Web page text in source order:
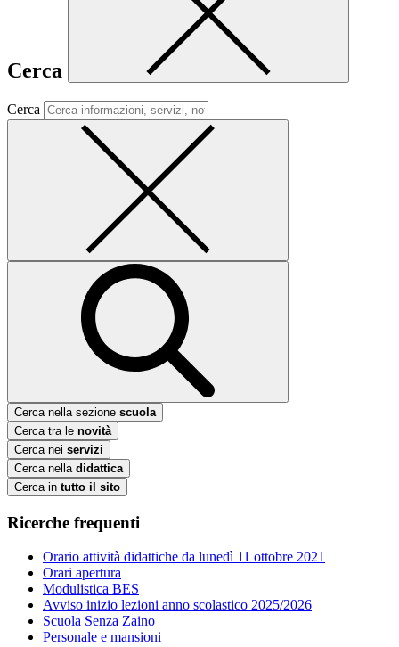
Cerca
Cerca
Cerca nella sezione scuola
Cerca tra le novità
Cerca nei servizi
Cerca nella didattica
Cerca in tutto il sito
Ricerche frequenti
Orario attività didattiche da lunedì 11 ottobre 2021
Orari apertura
Modulistica BES
Avviso inizio lezioni anno scolastico 2025/2026
Scuola Senza Zaino
Personale e mansioni